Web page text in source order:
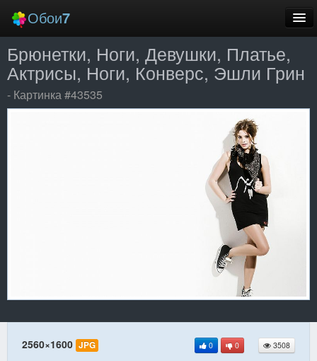
Обои7
Новые
Лучшие
Случайные
Брюнетки, Ноги, Девушки, Платье,
Актрисы, Ноги, Конверс, Эшли Грин
- Картинка #43535
2560×1600 JPG 0 0 3508